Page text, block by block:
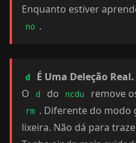
Enquanto estiver
no .
d
É Uma Deleção
O
d do ncdu remove
rm . Diferente do modo
lixeira. Não dá para